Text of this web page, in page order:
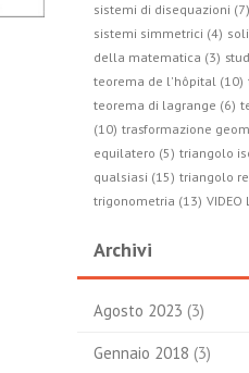
sistemi di disequazioni (7)
sistemi simmetrici (4)
della matematica (3)
teorema de l'hôpital (10)
teorema di lagrange (6)
(10) trasformazione
equilatero (5) triangolo
qualsiasi (15) triangolo
trigonometria (13) VIDEO
Archivi
Agosto 2023 (3)
Gennaio 2018 (3)